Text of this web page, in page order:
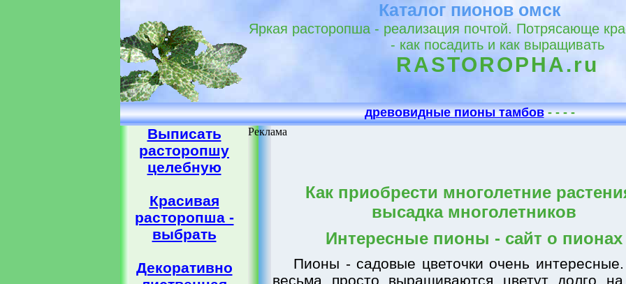
Каталог пионов омск
Яркая расторопша - реализация почтой. Потрясающе
- как посадить и как выращивать
RASTOROPHA.ru
древовидные пионы тамбов- - - -
Выписать
расторопшу
целебную
Красивая
расторопша -
выбрать
Декоративно
Реклама
Как приобрести многолетние
высадка многолетников
Интересные пионы - сайт о пионах
Пионы - садовые цветочки очень
весьма просто выращиваются цветут долго